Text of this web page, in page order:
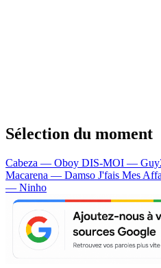
Sélection du moment
Cabeza — Oboy DIS-MOI —
Macarena — Damso J'fais Mes
— Ninho